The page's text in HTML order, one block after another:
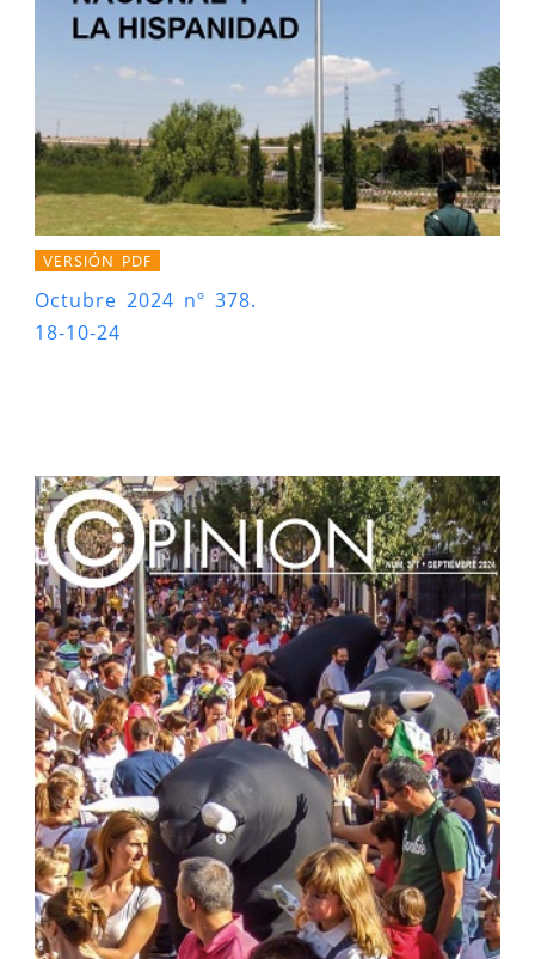
VERSIÓN PDF
Octubre 2024 nº 378.
18-10-24